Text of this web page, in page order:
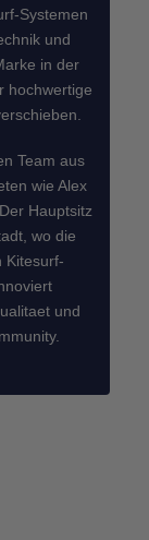
Systemen
und
in der
hochwertige
Team aus
wie Alex
Hauptsitz
wo die
Kitesurf-
und